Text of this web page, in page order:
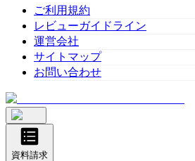
ご利用規約
レビューガイドライン
運営会社
サイトマップ
お問い合わせ
資料請求